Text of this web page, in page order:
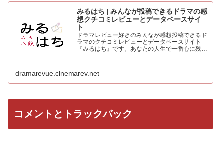
みるはち | みんなが投稿できるドラマの感
想クチコミレビューとデータベースサイ
ト
ドラマレビュー好きのみんなが感想投稿できるド
ラマのクチコミレビューとデータベースサイト
『みるはち』です。あなたの人生で一番心に残っ
dramarevue.cinemarev.net
コメントとトラックバック